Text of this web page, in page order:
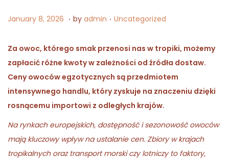
a
i
g
a
t
i
n
o
t
e
n
t
P
s
t
e
d
o
January 8, 2026 A
r
i
l
2
7
2
0
. by admin . P
s
t
e
d
i
Uncategorized
Za owoc, którego smak przenosi nas w tropiki, możemy
zapłacić różne kwoty w zależności od źródła dostaw.
Ceny owoców egzotycznych są przedmiotem
intensywnego handlu, który zyskuje na znaczeniu dzięki
rosnącemu importowi z odległych krajów.
Na rynkach europejskich, dostępność i sezonowość owoców
mają kluczowy wpływ na ustalanie cen. Zbiory w krajach
tropikalnych oraz transport morski czy lotniczy to faktory,